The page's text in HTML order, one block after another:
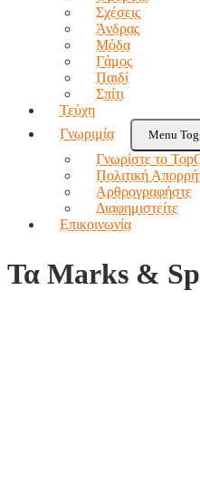
Σχέσεις
Άνδρας
Μόδα
Γάμος
Παιδί
Σπίτι
Τεύχη
Γνωριμία
Menu
Γνωρίστε το
Πολιτική
Αρθρογραφήστε
Διαφημιστείτε
Επικοινωνία
Τα Marks &